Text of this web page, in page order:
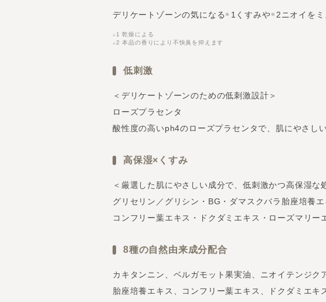
デリケートゾーンの気になる ※ 1くすみや ※ 2ニオイを
※ 1 乾燥による
※ 2 本品の香りにより不快臭を抑えます
低刺激
＜デリケートゾーンのための低刺激設計＞
ローズプラセンタ
酸性度の高いph4のローズプラセンタで、肌にやさし
高保湿×くすみ
＜厳選した肌にやさしい成分で、低刺激かつ高保湿な
グリセリン／グリシン・BG・ダマスクバラ胎座培養エ
コンフリー葉エキス・ドクダミエキス・ローズマリー
8種の自然由来成分配合
カキタンニン、ベルガモット果実油、ニオイテンジク
胎座培養エキス、コンフリー葉エキス、ドクダミエキ